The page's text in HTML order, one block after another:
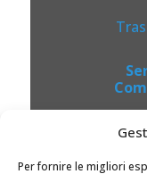
Per fornire le migliori